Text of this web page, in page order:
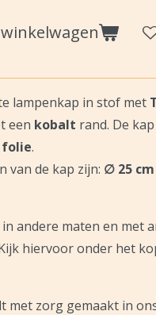
lampenkap in stof met
een kobalt rand. De
folie.
van de kap zijn: ∅ 25
andere maten en met
hiervoor onder het
met zorg gemaakt in